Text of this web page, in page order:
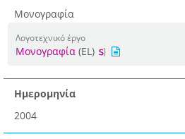
Μονογραφία
Λογοτεχνικό έργο
Μονογραφία (EL)
Ημερομηνία
2004